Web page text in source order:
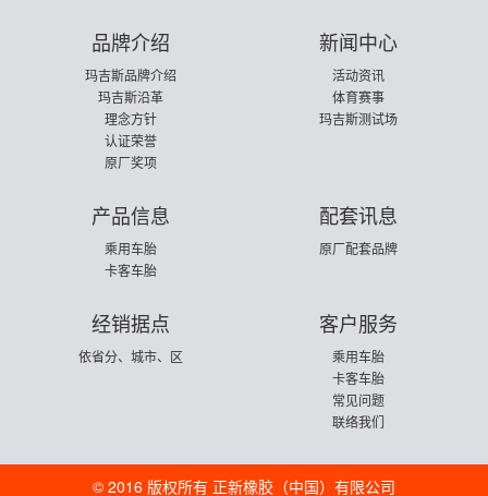
品牌介绍
玛吉斯品牌介绍
玛吉斯沿革
理念方针
认证荣誉
原厂奖项
新闻中心
活动资讯
体育赛事
玛吉斯测试场
产品信息
乘用车胎
卡客车胎
配套讯息
原厂配套品牌
经销据点
依省分、城市、区
客户服务
乘用车胎
卡客车胎
常见问题
联络我们
© 2016 版权所有 正新橡胶（中国）有限公司